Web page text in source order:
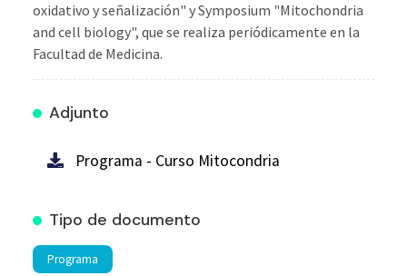
oxidativo y señalización" y Symposium "Mitochondria
and cell biology", que se realiza periódicamente en la
Facultad de Medicina.
Adjunto
Programa - Curso Mitocondria
Tipo de documento
Programa